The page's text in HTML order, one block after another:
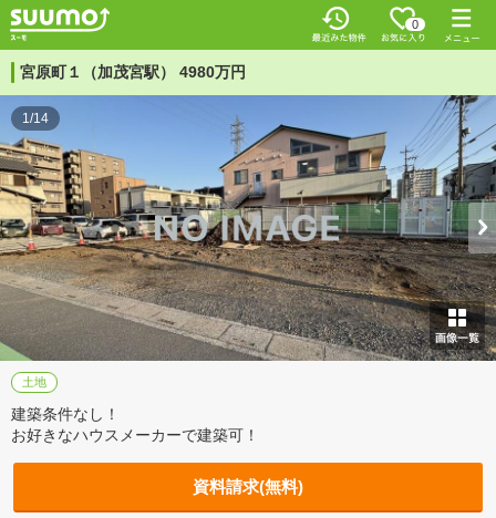
0
宮原町１（加茂宮駅） 4980万円
1/14
土地
建築条件なし！
お好きなハウスメーカーで建築可！
資料請求(無料)